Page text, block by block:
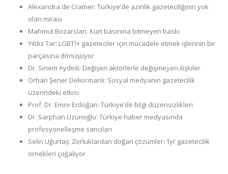
Alexandra de Cramer: Türkiye’de azınlık gazeteciliğinin yok
olan mirası
Mahmut Bozarslan: Kürt basınına bitmeyen baskı
Yıldız Tar: LGBTİ+ gazeteciler için mücadele etmek işlerinin bir
parçasına dönüşüyor
Dr. Sinem Aydınlı: Değişen aktörlerle değişmeyen ilişkiler
Orhan Şener Deliormanlı: Sosyal medyanın gazetecilik
üzerindeki etkisi
Prof. Dr. Emre Erdoğan: Türkiye’de bilgi düzensizlikleri
Dr. Sarphan Uzunoğlu: Türkiye haber medyasında
profesyonelleşme sancıları
Selin Uğurtaş: Zorluklardan doğan çözümler: ‘İyi’ gazetecilik
örnekleri çoğalıyor